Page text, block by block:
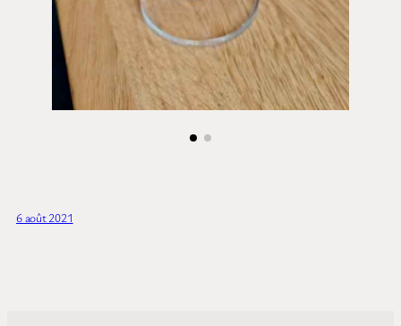
6 août 2021